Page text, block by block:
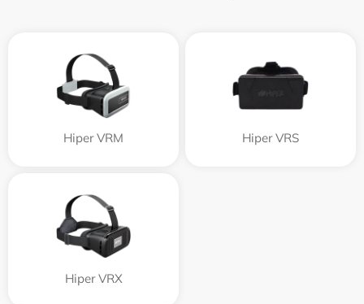
Hiper VRM Hiper VRS
Hiper VRX